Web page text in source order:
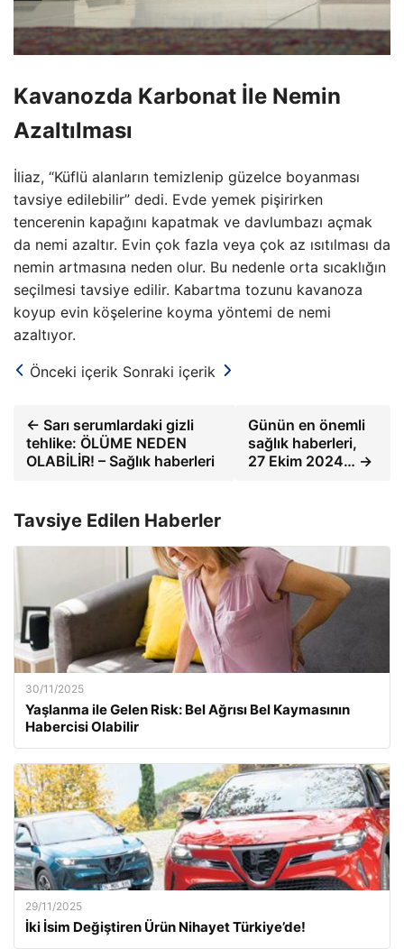
Kavanozda Karbonat İle Nemin
Azaltılması
İliaz, “Küflü alanların temizlenip güzelce boyanması
tavsiye edilebilir” dedi. Evde yemek pişirirken
tencerenin kapağını kapatmak ve davlumbazı açmak
da nemi azaltır. Evin çok fazla veya çok az ısıtılması da
nemin artmasına neden olur. Bu nedenle orta sıcaklığın
seçilmesi tavsiye edilir. Kabartma tozunu kavanoza
koyup evin köşelerine koyma yöntemi de nemi
azaltıyor.
Önceki içerik Sonraki içerik
← Sarı serumlardaki gizli
tehlike: ÖLÜME NEDEN
OLABİLİR! – Sağlık haberleri
Günün en önemli
sağlık haberleri,
27 Ekim 2024… →
Tavsiye Edilen Haberler
30/11/2025
Yaşlanma ile Gelen Risk: Bel Ağrısı Bel Kaymasının
Habercisi Olabilir
29/11/2025
İki İsim Değiştiren Ürün Nihayet Türkiye’de!